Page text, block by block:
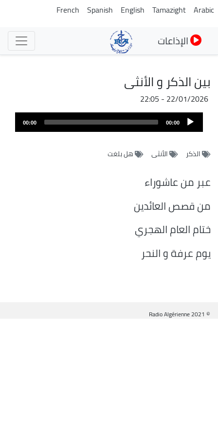
تجاوز
Arabic
Tamazight
English
Spanish
French
الإذاعات
بين الذكر و الأنثى
22/01/2026 - 22:05
ملف
الصوت
Audio
Player
00:00
00:00
الذكر الأنثى هل بلغت
عبر من عاشوراء
من قصص العائدين
ختام العام الهجري
يوم عرفة و النحر
© Radio Algérienne 2021